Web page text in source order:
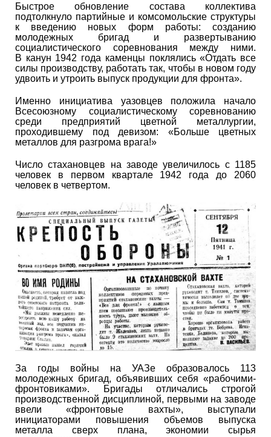
Быстрое обновление состава коллектива
подтолкнуло партийные и комсомольские структуры
к введению новых форм работы: созданию
молодежных бригад и развертыванию
социалистического соревнования между ними.
В канун 1942 года каменцы поклялись «Отдать все
силы производству, работать так, чтобы в новом году
удвоить и утроить выпуск продукции для фронта».
Именно инициатива уазовцев положила начало
Всесоюзному социалистическому соревнованию
среди предприятий цветной металлургии,
проходившему под девизом: «Больше цветных
металлов для разгрома врага!»
Число стахановцев на заводе увеличилось с 1185
человек в первом квартале 1942 года до 2060
человек в четвертом.
За годы войны на УАЗе образовалось 113
молодежных бригад, объявивших себя «рабочими-
фронтовиками». Бригады отличались строгой
производственной дисциплиной, первыми на заводе
ввели «фронтовые вахты», выступали
инициаторами повышения объемов выпуска
металла сверх плана, экономии сырья